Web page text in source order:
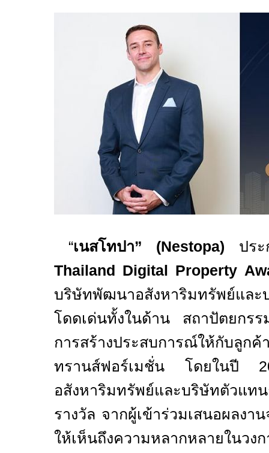
“เนสโทปา” (Nestopa)
ประ
Thailand Digital Property
บริษัทพัฒนาอสังหาริมทรัพย์แล
โดดเด่นทั้งในด้าน สถาปัตยกร
การสร้างประสบการณ์ให้กั
ทรานส์ฟอร์เมชั่น โดยในปี
อสังหาริมทรัพย์และบริษัทตัวแ
รางวัล จากผู้เข้าร่วมเสนอผลงา
ให้เห็นถึงความหลากหลายในวง